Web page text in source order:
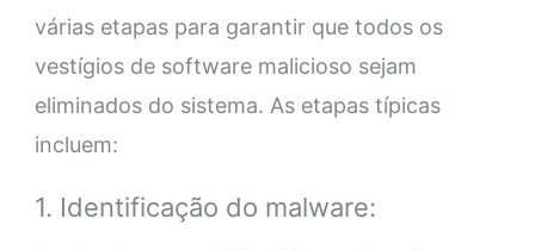
várias etapas para garantir que todos os
vestígios de software malicioso sejam
eliminados do sistema. As etapas típicas
incluem:
1. Identificação do malware: